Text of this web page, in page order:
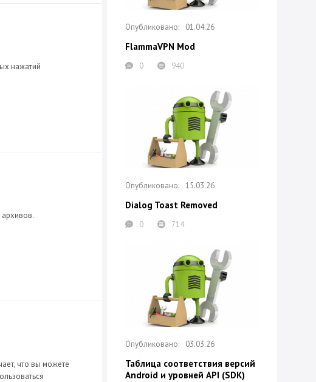
нажатий
что вы можете
01.04.26
FlammaVPN Mod
0 940
15.03.26
Dialog Toast Removed
0 714
03.03.26
Таблица соответствия версий
Android и уровней API (SDK)